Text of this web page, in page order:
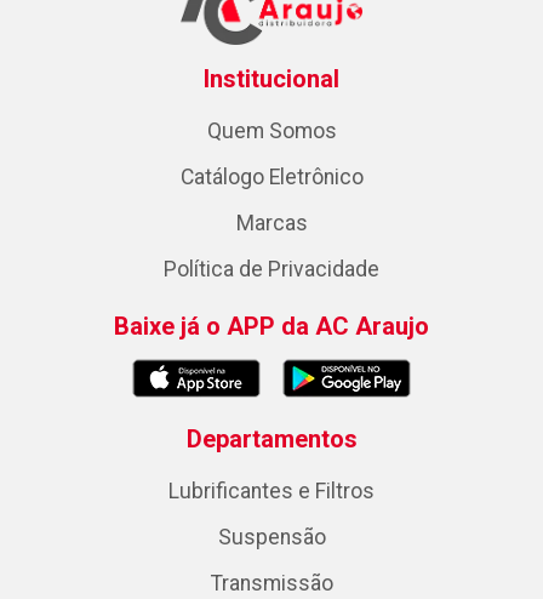
Institucional
Quem Somos
Catálogo Eletrônico
Marcas
Política de Privacidade
Baixe já o APP da AC Araujo
Departamentos
Lubrificantes e Filtros
Suspensão
Transmissão